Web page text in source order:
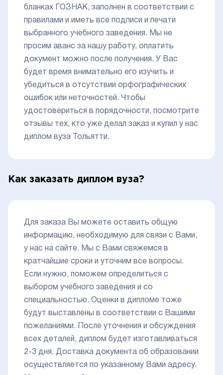
бланках ГОЗНАК, заполнен в соответствии с
правилами и иметь все подписи и печати
выбранного учебного заведения. Мы не
просим аванс за нашу работу, оплатить
документ можно после получения. У Вас
будет время внимательно его изучить и
убедиться в отсутствии орфографических
ошибок или неточностей. Чтобы
удостовериться в порядочности, посмотрите
отзывы тех, кто уже делал заказ и купил у нас
диплом вуза Тольятти.
Как заказать диплом вуза?
Для заказа Вы можете оставить общую
информацию, необходимую для связи с Вами,
у нас на сайте. Мы с Вами свяжемся в
кратчайшие сроки и уточним все вопросы.
Если нужно, поможем определиться с
выбором учебного заведения и со
специальностью. Оценки в дипломе тоже
будут выставлены в соответствии с Вашими
пожеланиями. После уточнения и обсуждения
всех деталей, диплом будет изготавливаться
2-3 дня. Доставка документа об образовании
осуществляется по указанному Вами адресу.